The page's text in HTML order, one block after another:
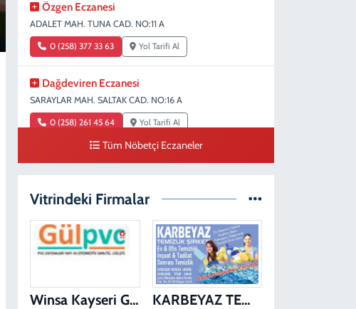
Özgen Eczanesi
ADALET MAH. TUNA CAD. NO:11 A
0 (258) 377 33 63 Yol Tarifi Al
Dağdeviren Eczanesi
SARAYLAR MAH. SALTAK CAD. NO:16 A
0 (258) 261 45 64 Yol Tarifi Al
Dişçioğlu Eczanesi
0 (258) 265 32 91 Yol Tarifi Al
Tüm Nöbetçi Eczaneler
Vitrindeki Firmalar
Winsa Kayseri Gül Pvc Pencere Kayseri Winsa KARBEYAZ TEMİZLİK